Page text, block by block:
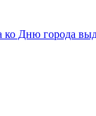
ко Дню города